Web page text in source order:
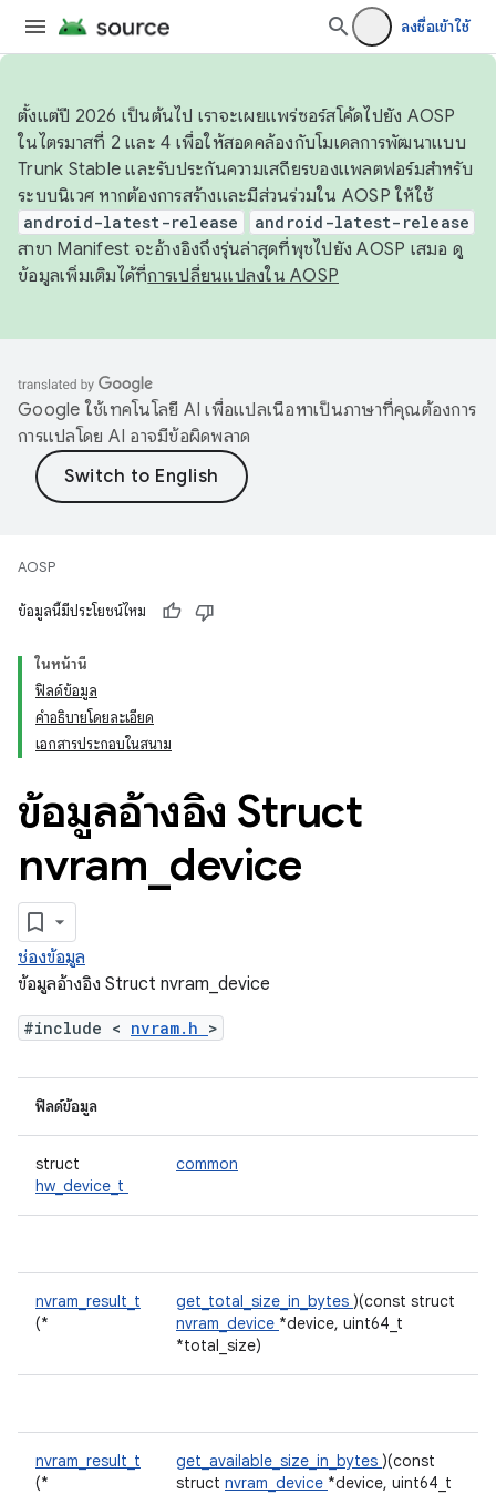
ลงชื่อเข้าใช้
ตั้งแต่ปี 2026 เป็นต้นไป เราจะเผยแพร่ซอร์สโค้ดไปยัง AOSP
ในไตรมาสที่ 2 และ 4 เพื่อให้สอดคล้องกับโมเดลการพัฒนาแบบ
Trunk Stable และรับประกันความเสถียรของแพลตฟอร์มสำหรับ
ระบบนิเวศ หากต้องการสร้างและมีส่วนร่วมใน AOSP ให้ใช้
android-latest-release android-latest-release
สาขา Manifest จะอ้างอิงถึงรุ่นล่าสุดที่พุชไปยัง AOSP เสมอ ดู
ข้อมูลเพิ่มเติมได้ที่การเปลี่ยนแปลงใน AOSP
Google ใช้เทคโนโลยี AI เพื่อแปลเนื้อหาเป็นภาษาที่คุณต้องการ
การแปลโดย AI อาจมีข้อผิดพลาด
AOSP
ข้อมูลนี้มีประโยชน์ไหม
ในหน้านี้
ฟิลด์ข้อมูล
คำอธิบายโดยละเอียด
เอกสารประกอบในสนาม
ข้อมูลอ้างอิง Struct
nvram device
ช่องข้อมูล
ข้อมูลอ้างอิง Struct nvram_device
#include < nvram.h >
ฟิลด์ข้อมูล
struct
hw_device_t
common
nvram_result_t
(*
get_total_size_in_bytes )(const struct
nvram_device *device, uint64_t
*total_size)
nvram_result_t
(*
get_available_size_in_bytes )(const
struct nvram_device *device, uint64_t